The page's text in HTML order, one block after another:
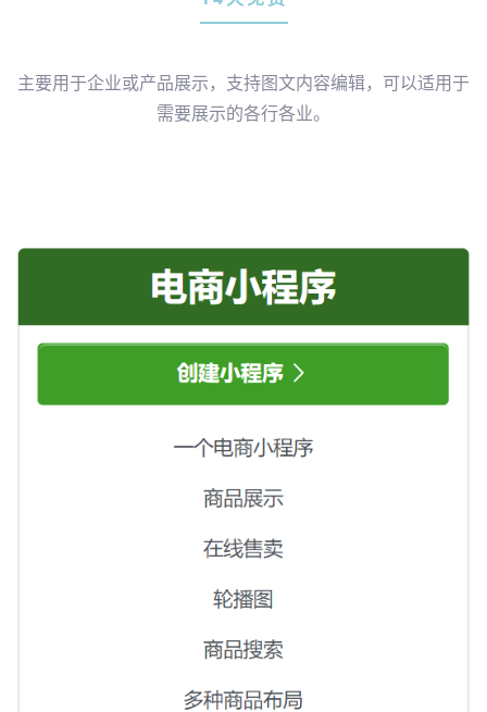
主要用于企业或产品展示，支持图文内容编辑，可以适用于
需要展示的各行各业。